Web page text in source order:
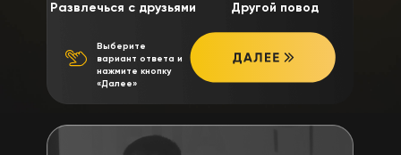
Выберите
вариант ответа и
нажмите кнопку
«Далее»
Развлечься с друзьями Другой повод